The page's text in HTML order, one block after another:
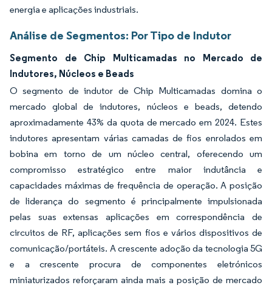
energia e aplicações industriais.
Análise de Segmentos: Por Tipo de Indutor
Segmento de Chip Multicamadas no Mercado de
Indutores, Núcleos e Beads
O segmento de indutor de Chip Multicamadas domina o
mercado global de indutores, núcleos e beads, detendo
aproximadamente 43% da quota de mercado em 2024. Estes
indutores apresentam várias camadas de fios enrolados em
bobina em torno de um núcleo central, oferecendo um
compromisso estratégico entre maior indutância e
capacidades máximas de frequência de operação. A posição
de liderança do segmento é principalmente impulsionada
pelas suas extensas aplicações em correspondência de
circuitos de RF, aplicações sem fios e vários dispositivos de
comunicação/portáteis. A crescente adoção da tecnologia 5G
e a crescente procura de componentes eletrónicos
miniaturizados reforçaram ainda mais a posição de mercado